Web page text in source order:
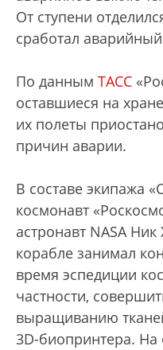
От ступени
сработал
По данным ТАСС
оставшиеся на
их полеты
причин аварии.
В составе экипажа
космонавт
астронавт NASA
корабле занимал
время эспедиции
частности,
выращиванию
3D-биопринтера. На